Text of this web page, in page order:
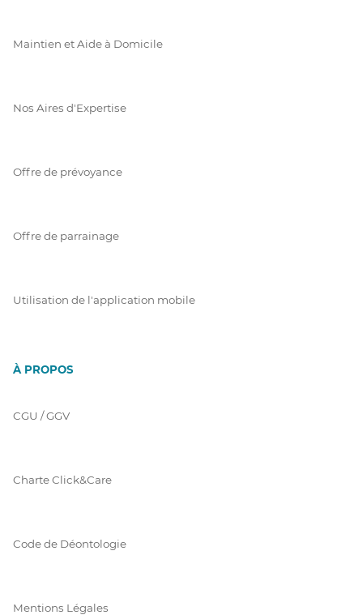
Maintien et Aide à Domicile
Nos Aires d'Expertise
Offre de prévoyance
Offre de parrainage
Utilisation de l'application mobile
À PROPOS
CGU / GGV
Charte Click&Care
Code de Déontologie
Mentions Légales